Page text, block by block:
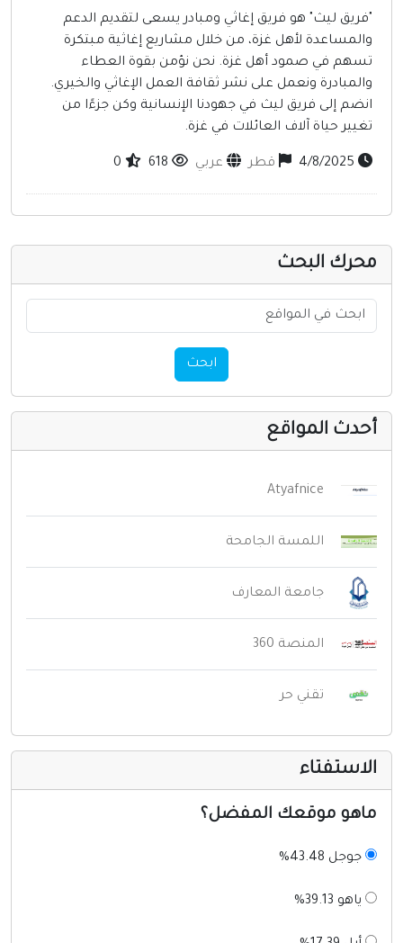
"فريق ليث" هو فريق إغاثي ومبادر يسعى لتقديم الدعم
والمساعدة لأهل غزة، من خلال مشاريع إغاثية مبتكرة
تسهم في صمود أهل غزة. نحن نؤمن بقوة العطاء
والمبادرة ونعمل على نشر ثقافة العمل الإغاثي والخيري.
انضم إلى فريق ليث في جهودنا الإنسانية وكن جزءًا من
تغيير حياة آلاف العائلات في غزة.
قطر عربي 618
0
البحث
المواقع
Atyafnice
اللمسة الجامحة
جامعة المعارف
المنصة 360
تقني حر
موقعك المفضل؟
جوجل 43.48%
ياهو 39.13%